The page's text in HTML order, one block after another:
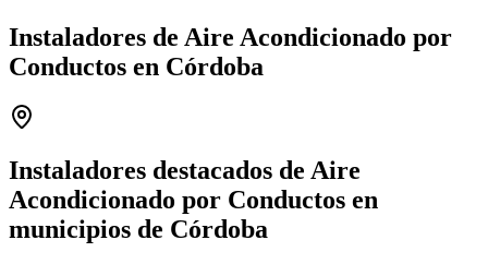
Instaladores de Aire Acondicionado por
Conductos en Córdoba
−
Instaladores destacados de Aire
Acondicionado por Conductos en
municipios de Córdoba